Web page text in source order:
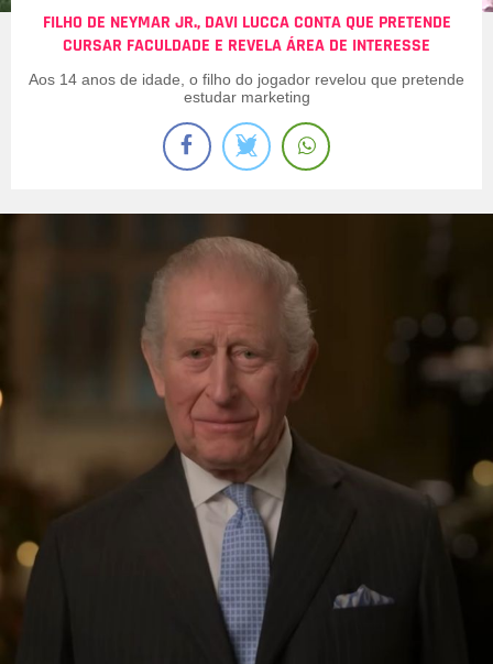
FILHO DE NEYMAR JR., DAVI LUCCA CONTA QUE PRETENDE
CURSAR FACULDADE E REVELA ÁREA DE INTERESSE
Aos 14 anos de idade, o filho do jogador revelou que pretende
estudar marketing